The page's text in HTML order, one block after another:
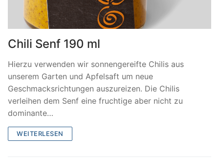
Chili Senf 190 ml
Hierzu verwenden wir sonnengereifte Chilis aus
unserem Garten und Apfelsaft um neue
Geschmacksrichtungen auszureizen. Die Chilis
verleihen dem Senf eine fruchtige aber nicht zu
dominante…
WEITERLESEN